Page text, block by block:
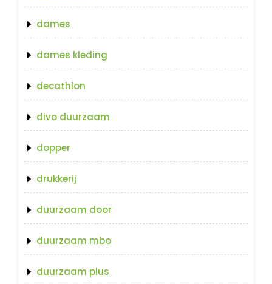
dames
dames kleding
decathlon
divo duurzaam
dopper
drukkerij
duurzaam door
duurzaam mbo
duurzaam plus